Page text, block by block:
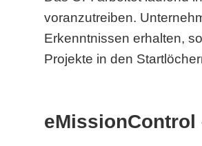
voranzutreiben.
Erkenntnissen erhalten,
Projekte in den
eMissionControl